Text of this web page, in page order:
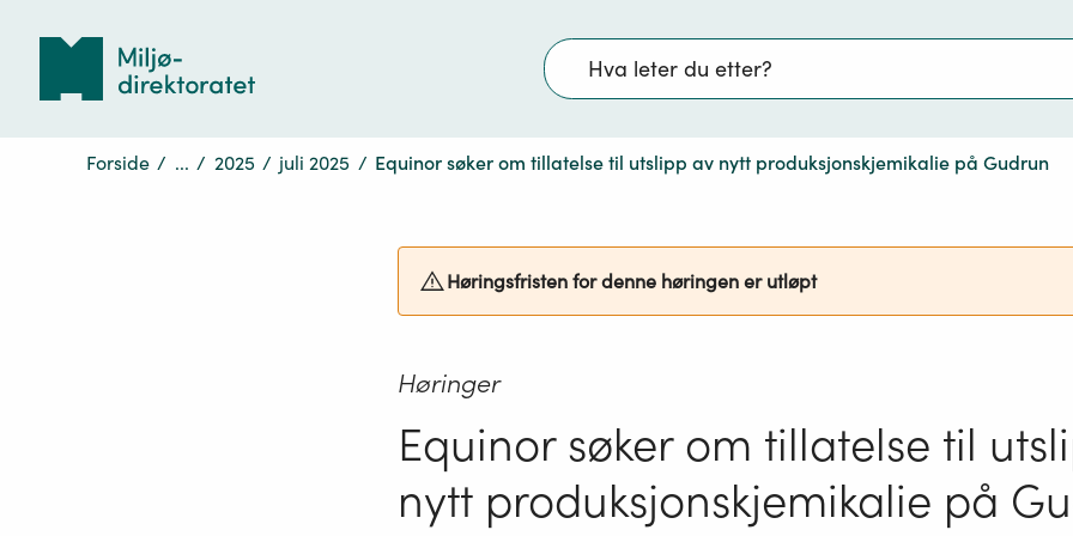
Søk
Forside / ... / 2025 / juli 2025 / Equinor søker om tillatelse til utslipp av nytt produksjonskjemikalie på Gudrun
Høringsfristen for denne høringen er utløpt
Høringer
Equinor søker om tillatelse til
nytt produksjonskjemikalie på